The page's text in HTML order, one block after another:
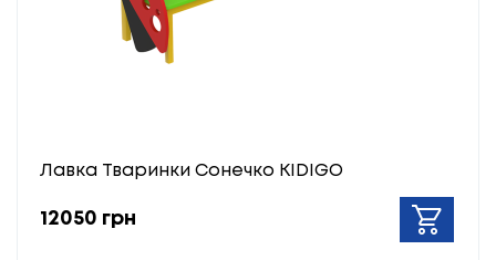
Лавка Тваринки Сонечко KIDIGO
12050 грн